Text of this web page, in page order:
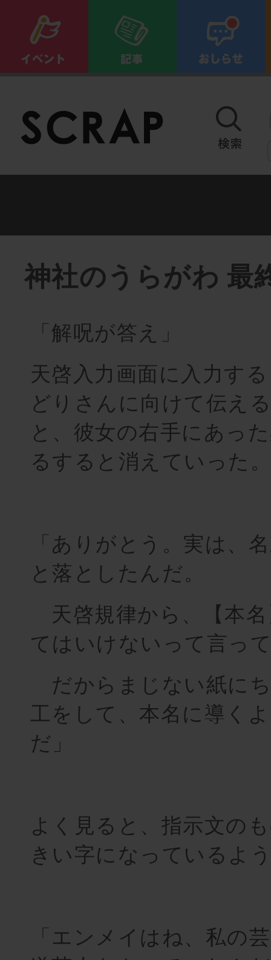
神社のうらがわ
「解呪が答え
」
天啓入力画面に入力す
どりさんに向けて伝え
と、彼女の右手にあっ
るすると消えていった。
「ありがとう。実は、
と落としたんだ。
天啓規律から、【本
てはいけないって言っ
だからまじない紙に
工をして、本名に導く
だ」
よく見ると、指示文の
きい字になっているよ
「エンメイはね、私の